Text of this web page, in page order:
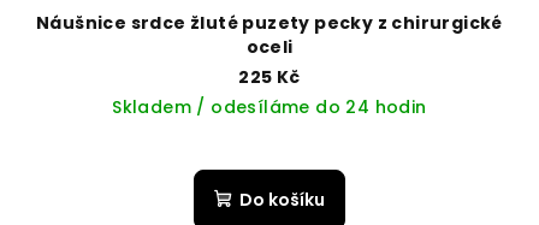
Náušnice srdce žluté puzety pecky z chirurgické
oceli
225 Kč
Skladem / odesíláme do 24 hodin
Do košíku